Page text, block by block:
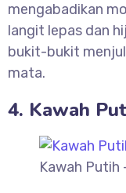
mengabadikan
langit lepas dan
bukit-bukit
mata.
4. Kawah
Kawah Putih